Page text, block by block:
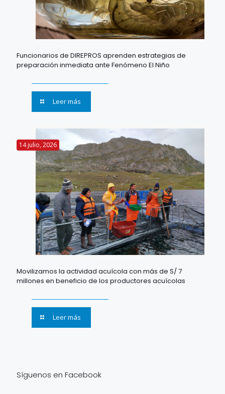
Funcionarios de DIREPROS aprenden estrategias de
preparación inmediata ante Fenómeno El Niño
Leer más
14 julio, 2026
Movilizamos la actividad acuícola con más de S/ 7
millones en beneficio de los productores acuícolas
Leer más
Síguenos en Facebook